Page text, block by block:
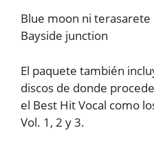
Blue moon ni terasarete
Bayside junction
El paquete también
discos de donde
el Best Hit Vocal como
Vol. 1, 2 y 3.